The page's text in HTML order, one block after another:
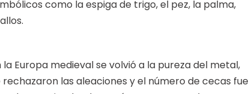
como la espiga de trigo, el pez, la palma,
la Europa medieval se volvió a la pureza del metal,
rechazaron las aleaciones y el número de cecas fue